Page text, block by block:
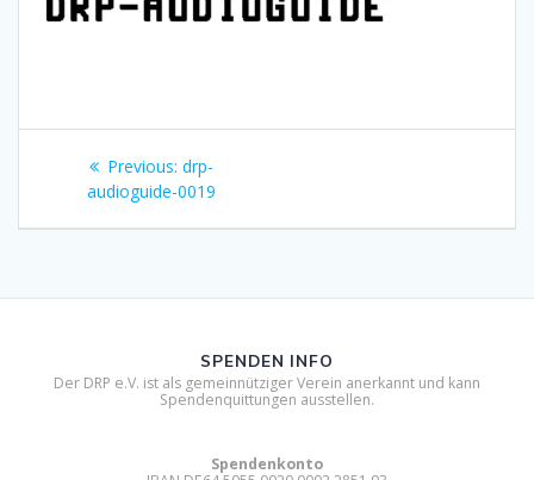
Beitragsnavigation
Previous: Previous
post:
drp-
audioguide-0019
SPENDEN INFO
Der DRP e.V. ist als gemeinnütziger Verein anerkannt und kann
Spendenquittungen ausstellen.
Spendenkonto